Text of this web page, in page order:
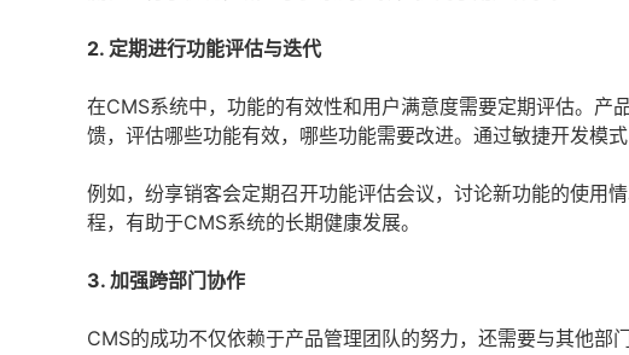
2. 定期进行功能评估与迭代
在CMS系统中，功能的有效性和用户满意度需要定期评估。产
馈，评估哪些功能有效，哪些功能需要改进。通过敏捷开发模
例如，纷享销客会定期召开功能评估会议，讨论新功能的使用
程，有助于CMS系统的长期健康发展。
3. 加强跨部门协作
CMS的成功不仅依赖于产品管理团队的努力，还需要与其他